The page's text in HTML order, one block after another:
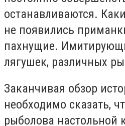
останавливаются.
не появились
пахнущие.
лягушек, различных
Заканчивая обзор
необходимо сказать,
рыболова настольной